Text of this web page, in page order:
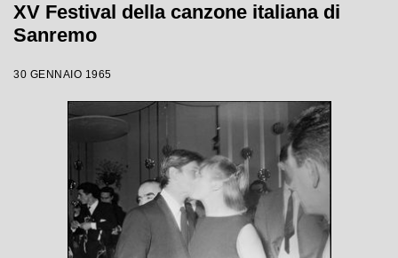
XV Festival della canzone italiana di
Sanremo
30 GENNAIO 1965